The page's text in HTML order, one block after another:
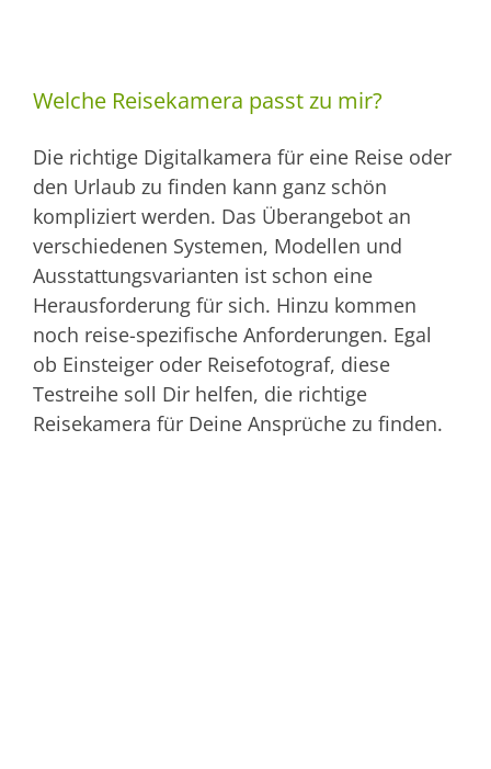
Welche Reisekamera passt zu mir?
Die richtige Digitalkamera für eine Reise oder
den Urlaub zu finden kann ganz schön
kompliziert werden. Das Überangebot an
verschiedenen Systemen, Modellen und
Ausstattungsvarianten ist schon eine
Herausforderung für sich. Hinzu kommen
noch reise-spezifische Anforderungen. Egal
ob Einsteiger oder Reisefotograf, diese
Testreihe soll Dir helfen, die richtige
Reisekamera für Deine Ansprüche zu finden.